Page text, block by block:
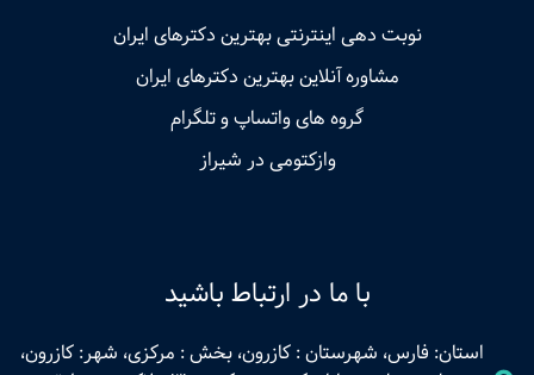
نوبت‌ دهی اینترنتی بهترین دکترهای ایران
مشاوره آنلاین بهترین دکترهای ایران
گروه های واتساپ و تلگرام
وازکتومی در شیراز
با ما در ارتباط باشید
استان: فارس، شهرستان : کازرون، بخش : مرکزی، شهر: کازرون،